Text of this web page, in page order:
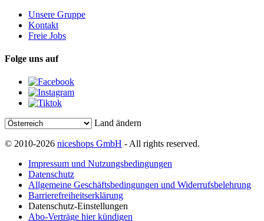
Unsere Gruppe
Kontakt
Freie Jobs
Folge uns auf
Land ändern
© 2010-2026 niceshops GmbH - All rights reserved.
Impressum und Nutzungsbedingungen
Datenschutz
Allgemeine Geschäftsbedingungen und Widerrufsbelehrung
Barrierefreiheitserklärung
Datenschutz-Einstellungen
Abo-Verträge hier kündigen